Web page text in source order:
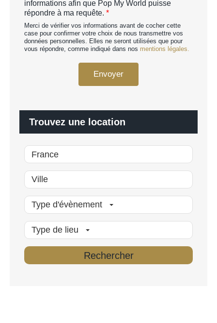
A
p
e
r
s
o
s
c
o
r
d
R
informations afin que Pop My World puisse
répondre à ma requête. *
Merci de vérifier vos informations avant de cocher cette
case pour confirmer votre choix de nous transmettre vos
données personnelles. Elles ne seront utilisées que pour
vous répondre, comme indiqué dans nos mentions légales.
Envoyer
Trouvez une location
Type d'évènement
Type de lieu